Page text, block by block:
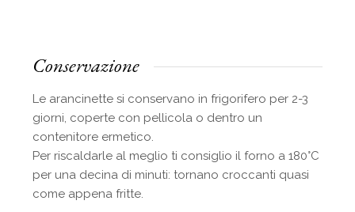
Conservazione
Le arancinette si conservano in frigorifero per 2-3
giorni, coperte con pellicola o dentro un
contenitore ermetico.
Per riscaldarle al meglio ti consiglio il forno a 180°C
per una decina di minuti: tornano croccanti quasi
come appena fritte.